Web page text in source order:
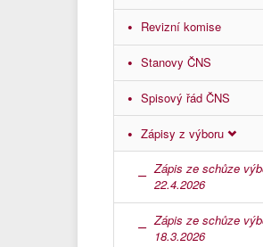
Revizní komise
Stanovy ČNS
Spisový řád ČNS
Zápisy z výboru
Zápis ze schůze
22.4.2026
Zápis ze schůze
18.3.2026